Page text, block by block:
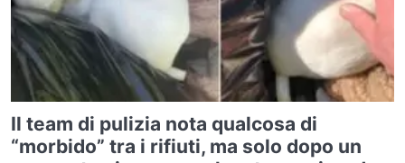
Il team di pulizia nota qualcosa di
“morbido” tra i rifiuti, ma solo dopo un